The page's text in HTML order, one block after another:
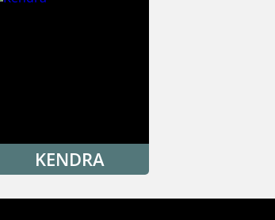
KENDRA